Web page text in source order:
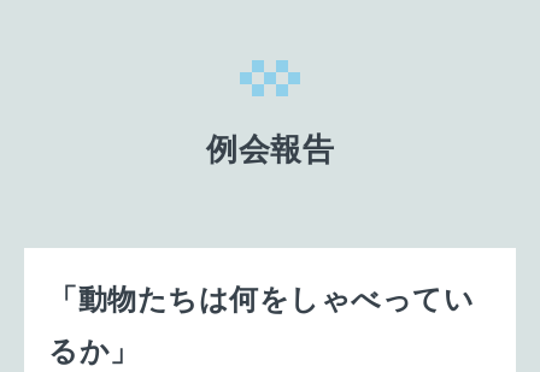
例会報告
「動物たちは何をしゃべってい
るか」